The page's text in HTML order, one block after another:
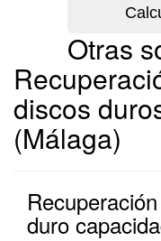
Otras
discos
(Málaga)
duro